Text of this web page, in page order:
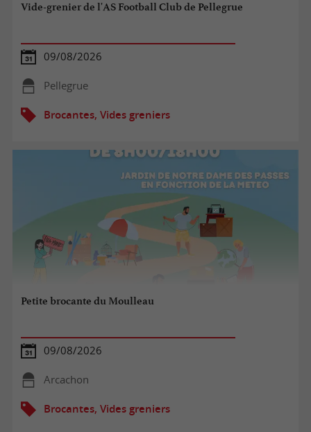
Vide-grenier de l'AS Football Club de Pellegrue
09/08/2026
Pellegrue
Brocantes, Vides greniers
Petite brocante du Moulleau
09/08/2026
Arcachon
Brocantes, Vides greniers